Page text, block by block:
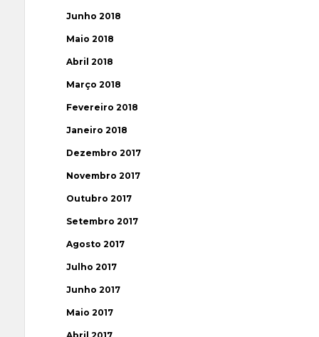
Junho 2018
Maio 2018
Abril 2018
Março 2018
Fevereiro 2018
Janeiro 2018
Dezembro 2017
Novembro 2017
Outubro 2017
Setembro 2017
Agosto 2017
Julho 2017
Junho 2017
Maio 2017